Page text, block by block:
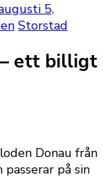
5,
Storstad
ett billigt
Donau från
på sin